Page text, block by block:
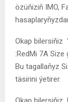
özüňiziň IMO,
Okap bilersiňiz
:RedMi 7A Size
Bu tagallaňyz
täsirini ýetirer.